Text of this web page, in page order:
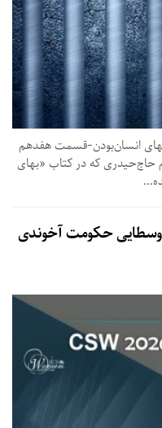
انسان‌بودن-قسمت هفدهم
حاج‌حیدری که در کتاب «بهای
وسطایی حکومت آخوندی